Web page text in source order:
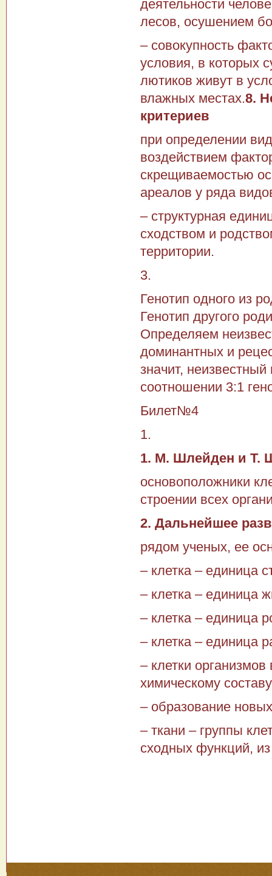
деятельности
лесов, осушением
– совокупность
условия, в которых
лютиков живут в
влажных местах.8.
критериев
при определении
воздействием
скрещиваемостью
ареалов у ряда
– структурная
сходством и
территории.
3.
Генотип одного из
Генотип другого
Определяем
доминантных и
значит,
соотношении 3:1
Билет№4
1.
1. М. Шлейден и Т.
основоположники
строении всех
2. Дальнейшее
рядом ученых, ее
– клетка – единица
– клетка – единица
– клетка – единица
– клетка – единица
– клетки
химическому
– образование
– ткани – группы
сходных функций, из